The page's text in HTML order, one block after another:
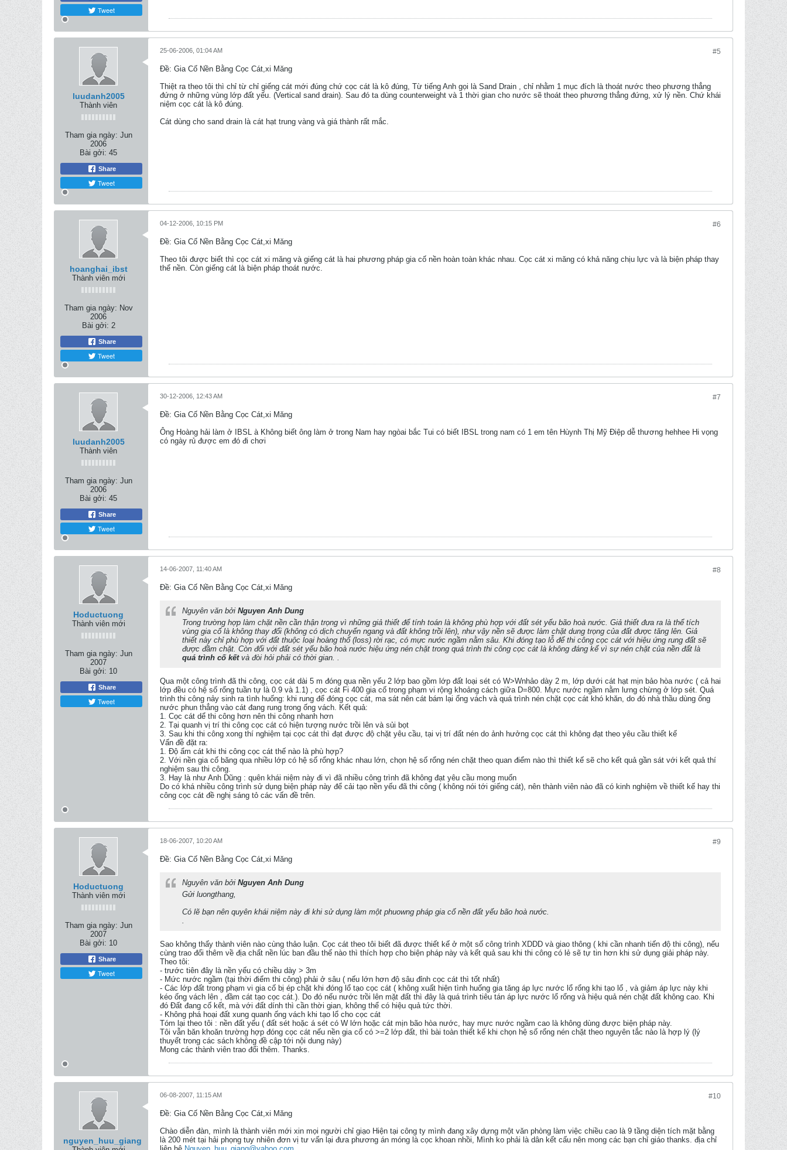
Tweet
luudanh2005
Thành viên
Tham gia ngày: Jun
2006
Bài gởi: 45
Share
Tweet
#5
25-06-2006, 01:04 AM
Ðề: Gia Cố Nền Bằng Cọc Cát,xi Măng
Thiệt ra theo tôi thì chỉ từ chỉ giếng cát mới đúng chứ cọc cát là kô đúng, Từ tiếng Anh gọi là Sand Drain , chỉ nhằm 1 mục đích là thoát nước theo phương thẳng
đứng ở những vùng lớp đất yếu. (Vertical sand drain). Sau đó ta dùng counterweight và 1 thời gian cho nước sẽ thoát theo phương thẳng đứng, xử lý nền. Chứ khái
niệm cọc cát là kô đúng.
Cát dùng cho sand drain là cát hạt trung vàng và giá thành rất mắc.
hoanghai_ibst
Thành viên mới
Tham gia ngày: Nov
2006
Bài gởi: 2
Share
Tweet
#6
04-12-2006, 10:15 PM
Ðề: Gia Cố Nền Bằng Cọc Cát,xi Măng
Theo tôi được biết thì cọc cát xi măng và giếng cát là hai phương pháp gia cố nền hoàn toàn khác nhau. Cọc cát xi măng có khả năng chịu lực và là biện pháp thay
thế nền. Còn giếng cát là biện pháp thoát nước.
luudanh2005
Thành viên
Tham gia ngày: Jun
2006
Bài gởi: 45
Share
Tweet
#7
30-12-2006, 12:43 AM
Ðề: Gia Cố Nền Bằng Cọc Cát,xi Măng
Ông Hoàng hải làm ở IBSL à Không biết ông làm ở trong Nam hay ngòai bắc Tui có biết IBSL trong nam có 1 em tên Hùynh Thị Mỹ Điệp dễ thương hehhee Hi vọng
có ngày rủ được em đó đi chơi
Hoductuong
Thành viên mới
Tham gia ngày: Jun
2007
Bài gởi: 10
Share
Tweet
#8
14-06-2007, 11:40 AM
Ðề: Gia Cố Nền Bằng Cọc Cát,xi Măng
Nguyên văn bởi Nguyen Anh Dung
Trong trường hợp làm chặt nền cần thận trọng vì những giả thiết để tính toán là không phù hợp với đất sét yếu bão hoà nước. Giả thiết đưa ra là thể tích
vùng gia cố là không thay đổi (không có dịch chuyển ngang và đất không trồi lên), như vậy nền sẽ được làm chặt dung trọng của đất được tăng lên. Giả
thiết này chỉ phù hợp với đất thuộc loại hoàng thổ (loss) rời rạc, có mực nước ngầm nằm sâu. Khi đóng tạo lỗ để thi công cọc cát với hiệu ứng rung đất sẽ
được đầm chặt. Còn đối với đất sét yếu bão hoà nước hiệu ứng nén chặt trong quá trình thi công cọc cát là không đáng kể vì sự nén chặt của nền đất là
quá trình cố kết và đòi hỏi phải có thời gian. .
Qua một công trình đã thi công, cọc cát dài 5 m đóng qua nền yếu 2 lớp bao gồm lớp đất loại sét có W>Wnhảo dày 2 m, lớp dưới cát hạt mịn bảo hòa nước ( cả hai
lớp đều có hệ số rổng tuần tự là 0.9 và 1.1) , cọc cát Fi 400 gia cố trong phạm vi rộng khoảng cách giữa D=800. Mực nước ngầm nằm lưng chừng ở lớp sét. Quá
trình thi công nảy sinh ra tình huống: khi rung để đóng cọc cát, ma sát nên cát bám lại ống vách và quá trình nén chặt cọc cát khó khăn, do đó nhà thầu dùng ống
nước phun thẳng vào cát đang rung trong ống vách. Kết quả:
1. Cọc cát dể thi công hơn nên thi công nhanh hơn
2. Tại quanh vị trí thi công cọc cát có hiện tượng nước trồi lên và sủi bọt
3. Sau khi thi công xong thí nghiệm tại cọc cát thì đạt được độ chặt yêu cầu, tại vị trí đất nén do ảnh hưởng cọc cát thì không đạt theo yêu cầu thiết kế
Vấn đề đặt ra:
1. Độ ẩm cát khi thi công cọc cát thế nào là phù hợp?
2. Với nền gia cố băng qua nhiều lớp có hệ số rổng khác nhau lớn, chọn hệ số rổng nén chặt theo quan điểm nào thì thiết kế sẽ cho kết quả gần sát với kết quả thí
nghiệm sau thi công.
3. Hay là như Anh Dũng : quên khái niệm này đi vì đã nhiều công trình đã không đạt yêu cầu mong muốn
Do có khá nhiều công trình sử dụng biện pháp này để cải tạo nền yếu đã thi công ( không nói tới giếng cát), nên thành viên nào đã có kinh nghiệm về thiết kế hay thi
công cọc cát đề nghị sáng tỏ các vấn đề trên.
Hoductuong
Thành viên mới
Tham gia ngày: Jun
2007
Bài gởi: 10
Share
Tweet
#9
18-06-2007, 10:20 AM
Ðề: Gia Cố Nền Bằng Cọc Cát,xi Măng
Nguyên văn bởi Nguyen Anh Dung
Gửi luongthang,
Có lẽ bạn nên quyên khái niệm này đi khi sử dụng làm một phuowng pháp gia cố nền đất yếu bão hoà nước.
.
Sao không thấy thành viên nào cùng thảo luận. Cọc cát theo tôi biết đã được thiết kế ở một số công trình XDDD và giao thông ( khi cần nhanh tiến độ thi công), nếu
cùng trao đổi thêm về địa chất nền lúc ban đầu thế nào thì thích hợp cho biện pháp này và kết quả sau khi thi công có lẻ sẽ tự tin hơn khi sử dụng giải pháp này.
Theo tôi:
- trước tiên đây là nền yếu có chiều dày > 3m
- Mức nước ngầm (tại thời điểm thi công) phải ở sâu ( nếu lớn hơn độ sâu đỉnh cọc cát thì tốt nhất)
- Các lớp đất trong phạm vi gia cố bị ép chặt khi đóng lổ tạo cọc cát ( không xuất hiện tình huống gia tăng áp lực nước lổ rổng khi tạo lổ , và giảm áp lực này khi
kéo ống vách lên , đầm cát tạo cọc cát.). Do đó nếu nước trồi lên mặt đất thì đây là quá trình tiêu tán áp lực nước lổ rổng và hiệu quả nén chặt đất không cao. Khi
đó Đất đang cố kết, mà với đất dính thì cần thời gian, không thể có hiệu quả tức thời.
- Không phá hoại đất xung quanh ống vách khi tạo lổ cho cọc cát
Tóm lại theo tôi : nền đất yếu ( đất sét hoặc á sét có W lớn hoặc cát mịn bão hòa nước, hay mực nước ngầm cao là không dùng được biện pháp này.
Tôi vẫn băn khoăn trường hợp đóng cọc cát nếu nền gia cố có >=2 lớp đất, thì bài toàn thiết kế khi chọn hệ số rổng nén chặt theo nguyên tắc nào là hợp lý (lý
thuyết trong các sách không đề cập tới nội dung này)
Mong các thành viên trao đổi thêm. Thanks.
nguyen_huu_giang
#10
06-08-2007, 11:15 AM
Ðề: Gia Cố Nền Bằng Cọc Cát,xi Măng
Chào diễn đàn, mình là thành viên mới xin mọi người chỉ giạo Hiện tại công ty mình đang xây dựng một văn phòng làm việc chiều cao là 9 tầng diện tích mặt bằng
là 200 mét tại hải phọng tuy nhiên đơn vị tư vấn lại đưa phương án móng là cọc khoan nhồi, Mình ko phải là dân kết cấu nên mong các bạn chỉ giáo thanks. địa chỉ